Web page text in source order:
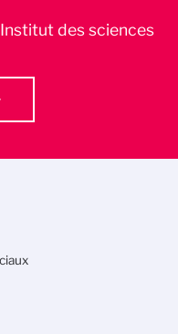
des sciences